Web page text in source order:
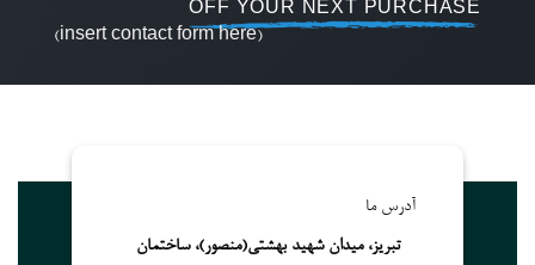
OFF
YOUR NEXT PURCHASE
(insert contact form here)
آدرس ما
تبریز، میدان شهید بهشتی(منصور)، ساختمان